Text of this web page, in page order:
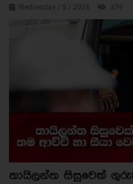
Wednesday / 5 / 2026 339
තායිලන්ත සිසුවෙක්